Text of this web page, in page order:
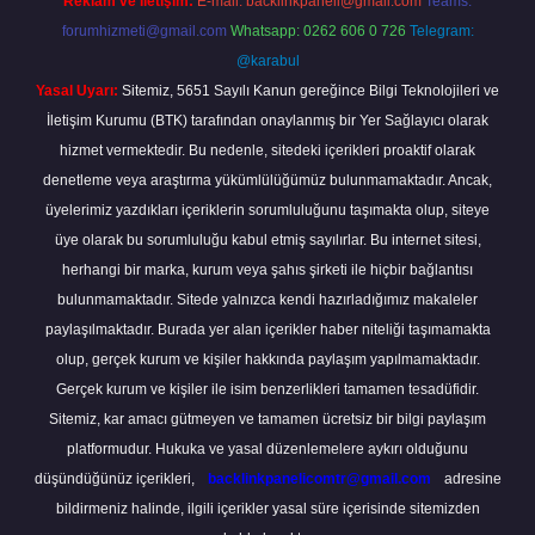
forumhizmeti@gmail.com Whatsapp: 0262 606 0 726 Telegram:
@karabul
Yasal Uyarı: Sitemiz, 5651 Sayılı Kanun gereğince Bilgi Teknolojileri ve
İletişim Kurumu (BTK) tarafından onaylanmış bir Yer Sağlayıcı olarak
hizmet vermektedir. Bu nedenle, sitedeki içerikleri proaktif olarak
denetleme veya araştırma yükümlülüğümüz bulunmamaktadır. Ancak,
üyelerimiz yazdıkları içeriklerin sorumluluğunu taşımakta olup, siteye
üye olarak bu sorumluluğu kabul etmiş sayılırlar. Bu internet sitesi,
herhangi bir marka, kurum veya şahıs şirketi ile hiçbir bağlantısı
bulunmamaktadır. Sitede yalnızca kendi hazırladığımız makaleler
paylaşılmaktadır. Burada yer alan içerikler haber niteliği taşımamakta
olup, gerçek kurum ve kişiler hakkında paylaşım yapılmamaktadır.
Gerçek kurum ve kişiler ile isim benzerlikleri tamamen tesadüfidir.
Sitemiz, kar amacı gütmeyen ve tamamen ücretsiz bir bilgi paylaşım
platformudur. Hukuka ve yasal düzenlemelere aykırı olduğunu
düşündüğünüz içerikleri,
backlinkpanelicomtr@gmail.com
adresine
bildirmeniz halinde, ilgili içerikler yasal süre içerisinde sitemizden